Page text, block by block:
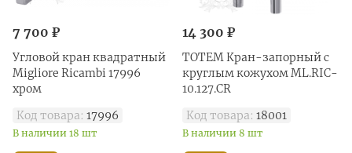
7 700 ₽
Угловой кран квадратный
Migliore Ricambi 17996
хром
Код товара: 17996
В наличии 18 шт
14 300 ₽
TOTEM Кран-запорный с
круглым кожухом ML.RIC-
10.127.CR
Код товара: 18001
В наличии 8 шт